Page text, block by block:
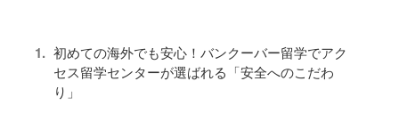
初めての海外でも安心！バンクーバー留学でアク
セス留学センターが選ばれる「安全へのこだわ
り」